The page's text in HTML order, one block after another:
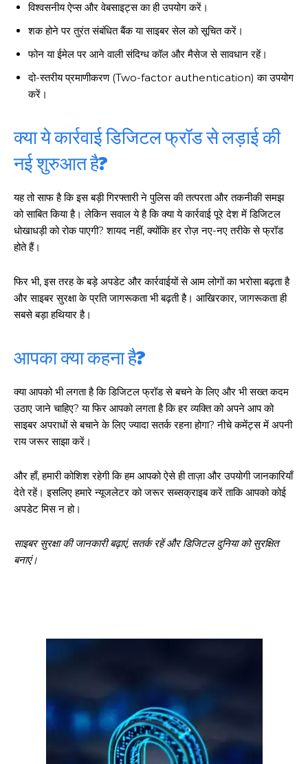
गुरुग्राम साइबर पुलिस ने बीते छह महीने में 18 बैंक कर्मचारियों को किया गिरफ्तार
इन लोगों ने लालच में आकर बैंक खाते खोलकर साइबर ठगों को उपलब्ध कराए
विश्वसनीय ऐप्स और वेबसाइट्स का ही उपयोग करें।
शक होने पर तुरंत संबंधित बैंक या साइबर सेल को सूचित करें।
फोन या ईमेल पर आने वाली संदिग्ध कॉल और मैसेज से सावधान रहें।
दो-स्तरीय प्रमाणीकरण (Two-factor authentication) का उपयोग
करें।
क्या ये कार्रवाई डिजिटल फ्रॉड से लड़ाई की
नई शुरुआत है?
यह तो साफ है कि इस बड़ी गिरफ्तारी ने पुलिस की तत्परता और तकनीकी समझ
को साबित किया है। लेकिन सवाल ये है कि क्या ये कार्रवाई पूरे देश में डिजिटल
धोखाधड़ी को रोक पाएगी? शायद नहीं, क्योंकि हर रोज़ नए-नए तरीके से फ्रॉड
होते हैं।
फिर भी, इस तरह के बड़े अपडेट और कार्रवाईयों से आम लोगों का भरोसा बढ़ता है
और साइबर सुरक्षा के प्रति जागरूकता भी बढ़ती है। आखिरकार, जागरूकता ही
सबसे बड़ा हथियार है।
आपका क्या कहना है?
क्या आपको भी लगता है कि डिजिटल फ्रॉड से बचने के लिए और भी सख्त कदम
उठाए जाने चाहिए? या फिर आपको लगता है कि हर व्यक्ति को अपने आप को
साइबर अपराधों से बचाने के लिए ज्यादा सतर्क रहना होगा? नीचे कमेंट्स में अपनी
राय जरूर साझा करें।
और हाँ, हमारी कोशिश रहेगी कि हम आपको ऐसे ही ताज़ा और उपयोगी जानकारियाँ
देते रहें। इसलिए हमारे न्यूजलेटर को जरूर सब्सक्राइब करें ताकि आपको कोई
अपडेट मिस न हो।
साइबर सुरक्षा की जानकारी बढ़ाएं, सतर्क रहें और डिजिटल दुनिया को सुरक्षित
बनाएं।